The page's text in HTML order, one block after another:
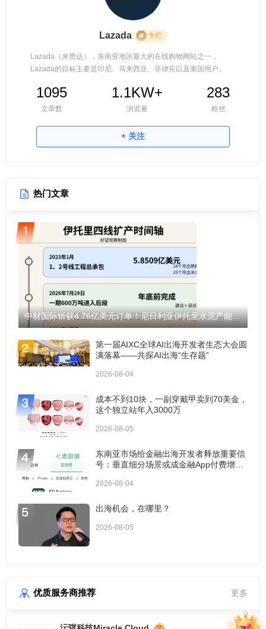
Lazada 专栏
Lazada（来赞达），东南亚地区最大的在线购物网站之一，
Lazada的目标主要是印尼、马来西亚、菲律宾以及泰国用户。
1095
文章数
1.1KW+
浏览量
283
粉丝
+ 关注
热门文章
中材国际斩获4.76亿美元订单！尼日利亚伊托里水泥产能将翻倍至1200万吨！
第一届AIXC全球AI出海开发者生态大会圆
满落幕——共探AI出海“生存题”
2026-08-04
成本不到10块，一副穿戴甲卖到70美金，
这个独立站年入3000万
2026-08-05
东南亚市场给金融出海开发者释放重要信
号：垂直细分场景或成金融App付费增长
2026-08-04
出海机会，在哪里？
2026-08-05
优质服务商推荐 更多